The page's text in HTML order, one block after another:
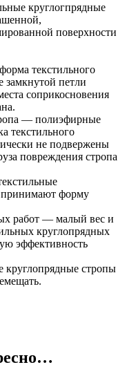
круглогпрядные
поверхности
текстильного
замкнутой петли
соприкосновения
— полиэфирные
текстильного
не подвержены
повреждения стропа
принимают форму
работ — малый вес и
круглопрядных
эффективность
круглопрядные стропы